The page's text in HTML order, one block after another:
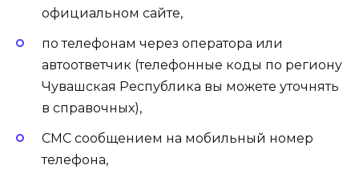
официальном сайте,
по телефонам через оператора или
автоответчик (телефонные коды по региону
Чувашская Республика вы можете уточнять
в справочных),
СМС сообщением на мобильный номер
телефона,